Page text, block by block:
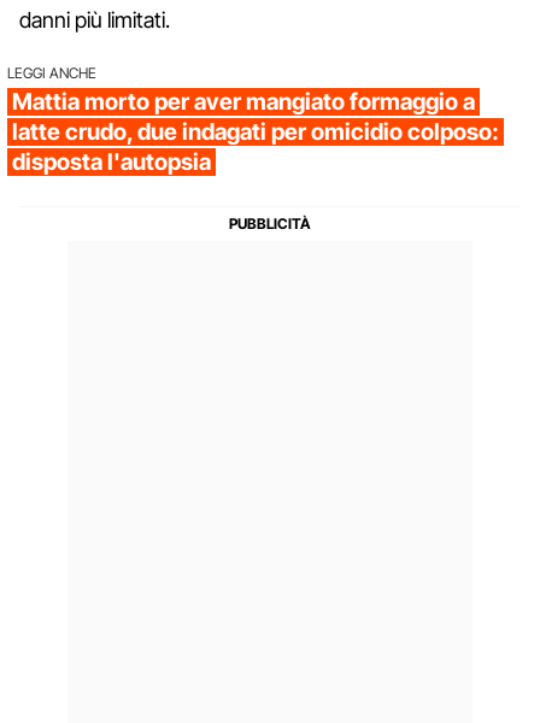
danni più limitati.
LEGGI ANCHE
Mattia morto per aver mangiato formaggio a
latte crudo, due indagati per omicidio colposo:
disposta l'autopsia